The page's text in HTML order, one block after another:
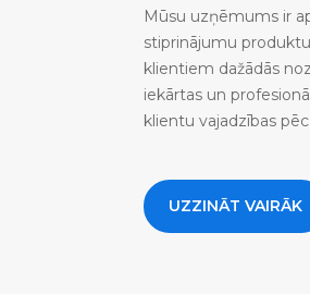
Mūsu uzņēmums ir
stiprinājumu
klientiem dažādās
iekārtas un
klientu vajadzības
UZZINĀT VAIRĀK